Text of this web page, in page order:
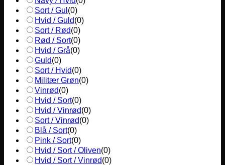
Sort / Gul (0)
Hvid / Guld(0)
Sort / Rød(0)
Rød / Sort(0)
Hvid / Grå(0)
Guld(0)
Sort / Hvid(0)
Militær Grøn(0)
Vinrød(0)
Hvid / Sort(0)
Hvid / Vinrød(0)
Sort / Vinrød(0)
Blå / Sort(0)
Pink / Sort(0)
Hvid / Sort / Oliven(0)
Hvid / Sort / Vinrød(0)